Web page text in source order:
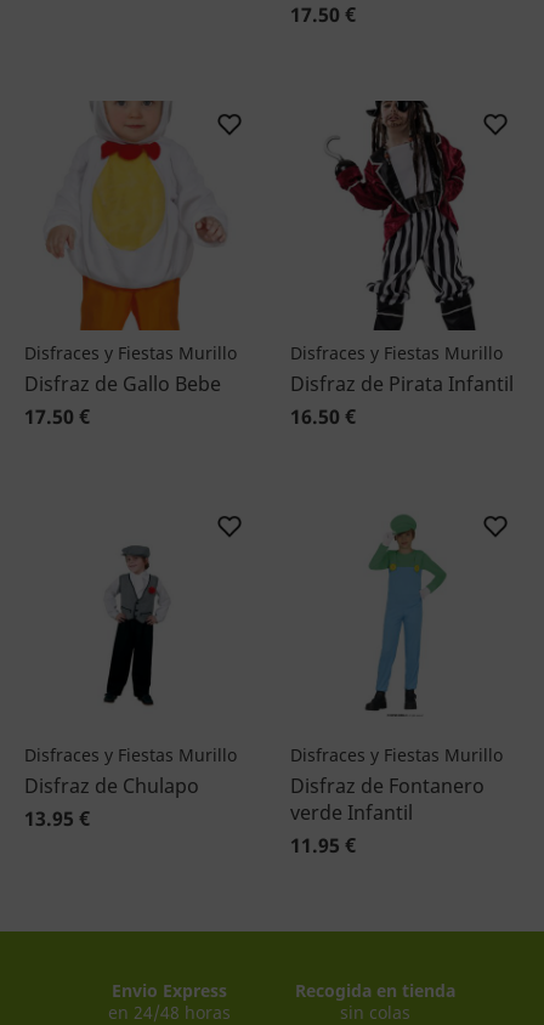
17.50 €
Disfraces y Fiestas Murillo
Disfraz de Gallo Bebe
17.50 €
Disfraces y Fiestas Murillo
Disfraz de Pirata Infantil
16.50 €
Disfraces y Fiestas Murillo
Disfraz de Chulapo
13.95 €
Disfraces y Fiestas Murillo
Disfraz de Fontanero
verde Infantil
11.95 €
Envio Express
en 24/48 horas
Recogida en tienda
sin colas